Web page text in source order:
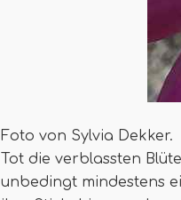
Foto von Sylvia Dekker.
Tot die verblassten
unbedingt mindestens